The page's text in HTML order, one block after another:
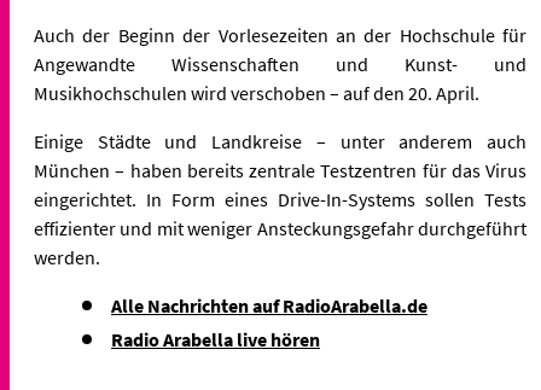
Auch der Beginn der Vorlesezeiten an der Hochschule für
Angewandte Wissenschaften und Kunst- und
Musikhochschulen wird verschoben – auf den 20. April.
Einige Städte und Landkreise – unter anderem auch
München – haben bereits zentrale Testzentren für das Virus
eingerichtet. In Form eines Drive-In-Systems sollen Tests
effizienter und mit weniger Ansteckungsgefahr durchgeführt
werden.
Alle Nachrichten auf RadioArabella.de
Radio Arabella live hören